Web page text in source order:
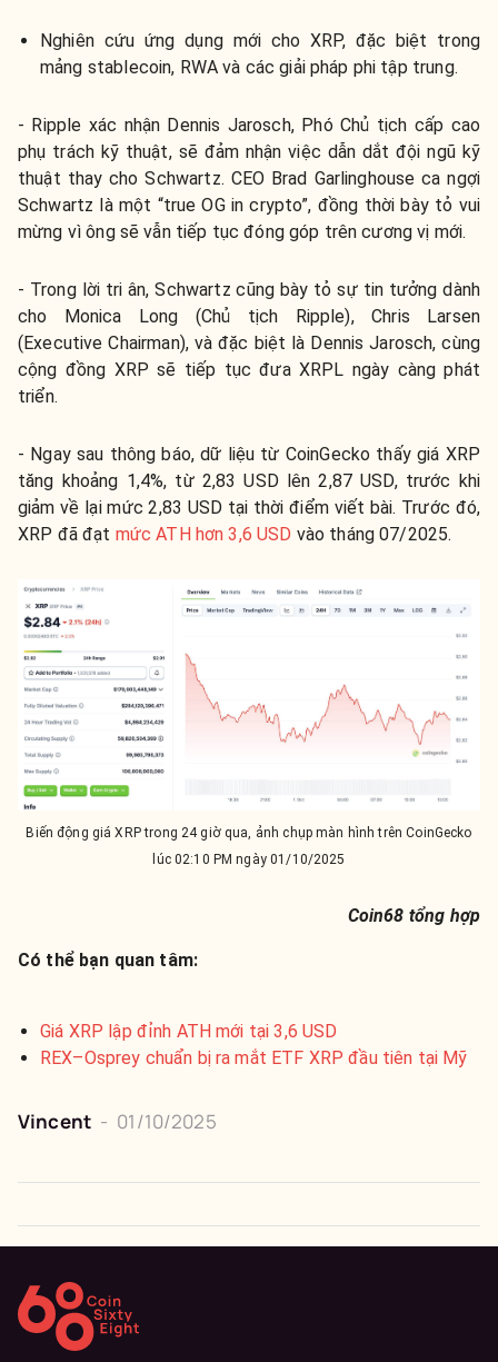
Nghiên cứu ứng dụng mới cho XRP, đặc biệt trong
mảng stablecoin, RWA và các giải pháp phi tập trung.
- Ripple xác nhận Dennis Jarosch, Phó Chủ tịch cấp cao
phụ trách kỹ thuật, sẽ đảm nhận việc dẫn dắt đội ngũ kỹ
thuật thay cho Schwartz. CEO Brad Garlinghouse ca ngợi
Schwartz là một “true OG in crypto”, đồng thời bày tỏ vui
mừng vì ông sẽ vẫn tiếp tục đóng góp trên cương vị mới.
- Trong lời tri ân, Schwartz cũng bày tỏ sự tin tưởng dành
cho Monica Long (Chủ tịch Ripple), Chris Larsen
(Executive Chairman), và đặc biệt là Dennis Jarosch, cùng
cộng đồng XRP sẽ tiếp tục đưa XRPL ngày càng phát
triển.
- Ngay sau thông báo, dữ liệu từ CoinGecko thấy giá XRP
tăng khoảng 1,4%, từ 2,83 USD lên 2,87 USD, trước khi
giảm về lại mức 2,83 USD tại thời điểm viết bài. Trước đó,
XRP đã đạt mức ATH hơn 3,6 USD vào tháng 07/2025.
Biến động giá XRP trong 24 giờ qua, ảnh chụp màn hình trên CoinGecko
lúc 02:10 PM ngày 01/10/2025
Coin68 tổng hợp
Có thể bạn quan tâm:
Giá XRP lập đỉnh ATH mới tại 3,6 USD
REX–Osprey chuẩn bị ra mắt ETF XRP đầu tiên tại Mỹ
Vincent - 01/10/2025